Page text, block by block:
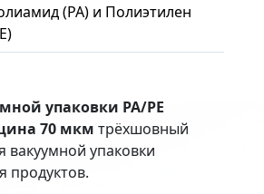
(PA) и Полиэтилен
упаковки PA/PE
70 мкм трёхшовный
вакуумной упаковки
продуктов.